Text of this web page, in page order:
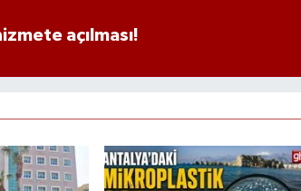
açılması!